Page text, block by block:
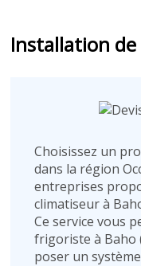
Installation
Choisissez un
dans la région
entreprises
climatiseur à
Ce service vous
frigoriste à Baho
poser un